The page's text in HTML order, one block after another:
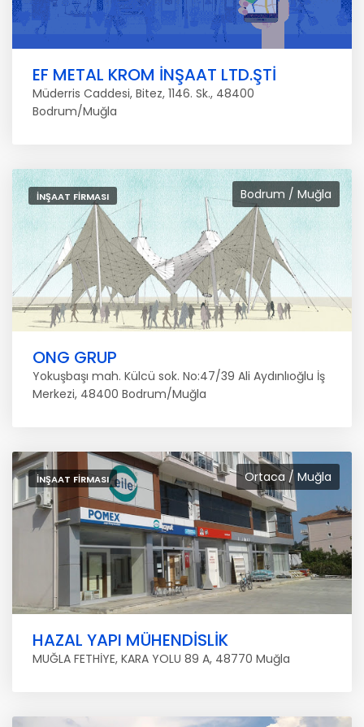
EF METAL KROM İNŞAAT LTD.ŞTİ
Müderris Caddesi, Bitez, 1146. Sk., 48400
Bodrum/Muğla
Bodrum / Muğla
İNŞAAT FIRMASI
ONG GRUP
Yokuşbaşı mah. Külcü sok. No:47/39 Ali Aydınlıoğlu İş
Merkezi, 48400 Bodrum/Muğla
Ortaca / Muğla
İNŞAAT FIRMASI
HAZAL YAPI MÜHENDİSLİK
MUĞLA FETHİYE, KARA YOLU 89 A, 48770 Muğla